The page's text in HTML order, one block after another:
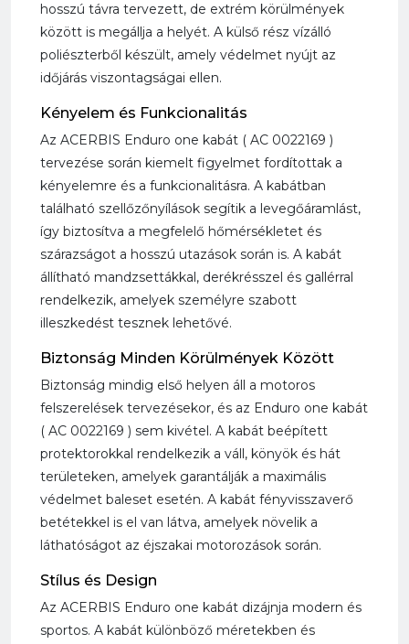
hosszú távra tervezett, de extrém körülmények
között is megállja a helyét. A külső rész vízálló
poliészterből készült, amely védelmet nyújt az
időjárás viszontagságai ellen.
Kényelem és Funkcionalitás
Az ACERBIS Enduro one kabát ( AC 0022169 )
tervezése során kiemelt figyelmet fordítottak a
kényelemre és a funkcionalitásra. A kabátban
található szellőzőnyílások segítik a levegőáramlást,
így biztosítva a megfelelő hőmérsékletet és
szárazságot a hosszú utazások során is. A kabát
állítható mandzsettákkal, derékrésszel és gallérral
rendelkezik, amelyek személyre szabott
illeszkedést tesznek lehetővé.
Biztonság Minden Körülmények Között
Biztonság mindig első helyen áll a motoros
felszerelések tervezésekor, és az Enduro one kabát
( AC 0022169 ) sem kivétel. A kabát beépített
protektorokkal rendelkezik a váll, könyök és hát
területeken, amelyek garantálják a maximális
védelmet baleset esetén. A kabát fényvisszaverő
betétekkel is el van látva, amelyek növelik a
láthatóságot az éjszakai motorozások során.
Stílus és Design
Az ACERBIS Enduro one kabát dizájnja modern és
sportos. A kabát különböző méretekben és